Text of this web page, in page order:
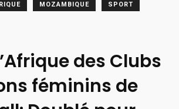
MOZAMBIQUE SPORT
des Clubs
féminins de